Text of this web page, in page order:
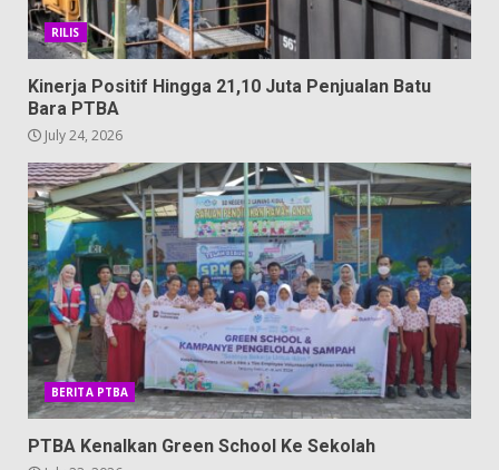
RILIS
Kinerja Positif Hingga 21,10 Juta Penjualan Batu
Bara PTBA
July 24, 2026
BERITA PTBA
PTBA Kenalkan Green School Ke Sekolah